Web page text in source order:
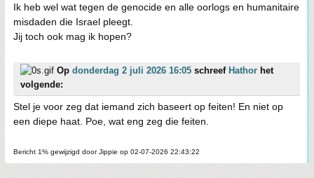
Ik heb wel wat tegen de genocide en alle oorlogs en humanitaire
misdaden die Israel pleegt.
Jij toch ook mag ik hopen?
Op donderdag 2 juli 2026 16:05 schreef Hathor het
volgende:
Stel je voor zeg dat iemand zich baseert op feiten! En niet op
een diepe haat. Poe, wat eng zeg die feiten.
Bericht 1% gewijzigd door Jippie op 02-07-2026 22:43:22